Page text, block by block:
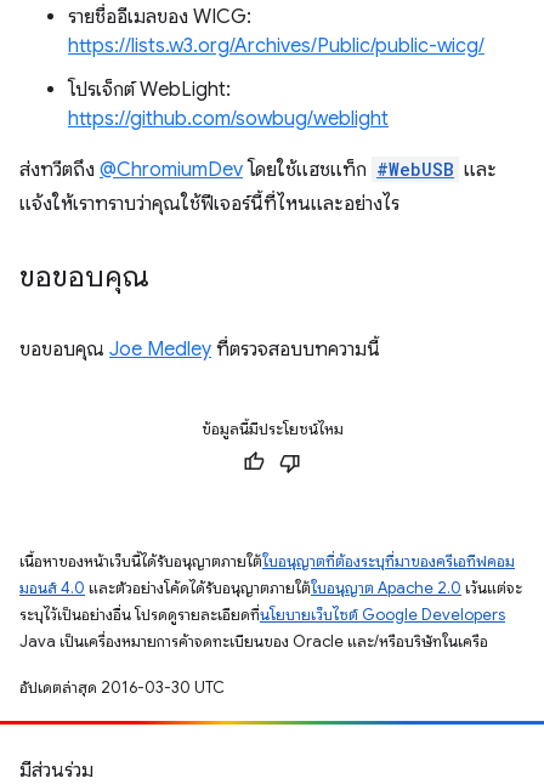
รายชื่ออีเมลของ WICG:
https://lists.w3.org/Archives/Public/public-wicg/
โปรเจ็กต์ WebLight:
https://github.com/sowbug/weblight
ส่งทวีตถึง @ChromiumDevโดยใช้แฮชแท็ก #WebUSB และ
แจ้งให้เราทราบว่าคุณใช้ฟีเจอร์นี้ที่ไหนและอย่างไร
ขอขอบคุณ
ขอขอบคุณ Joe Medley ที่ตรวจสอบบทความนี้
ข้อมูลนี้มีประโยชน์ไหม
เนื้อหาของหน้าเว็บนี้ได้รับอนุญาตภายใต้ใบอนุญาตที่ต้องระบุที่มาของครีเอทีฟคอม
มอนส์ 4.0 และตัวอย่างโค้ดได้รับอนุญาตภายใต้ใบอนุญาต Apache 2.0 เว้นแต่จะ
ระบุไว้เป็นอย่างอื่น โปรดดูรายละเอียดที่นโยบายเว็บไซต์ Google Developers
Java เป็นเครื่องหมายการค้าจดทะเบียนของ Oracle และ/หรือบริษัทในเครือ
อัปเดตล่าสุด 2016-03-30 UTC
มีส่วนร่วม